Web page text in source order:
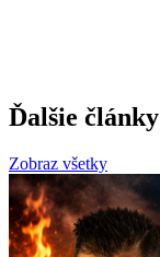
Ďalšie články
Zobraz všetky